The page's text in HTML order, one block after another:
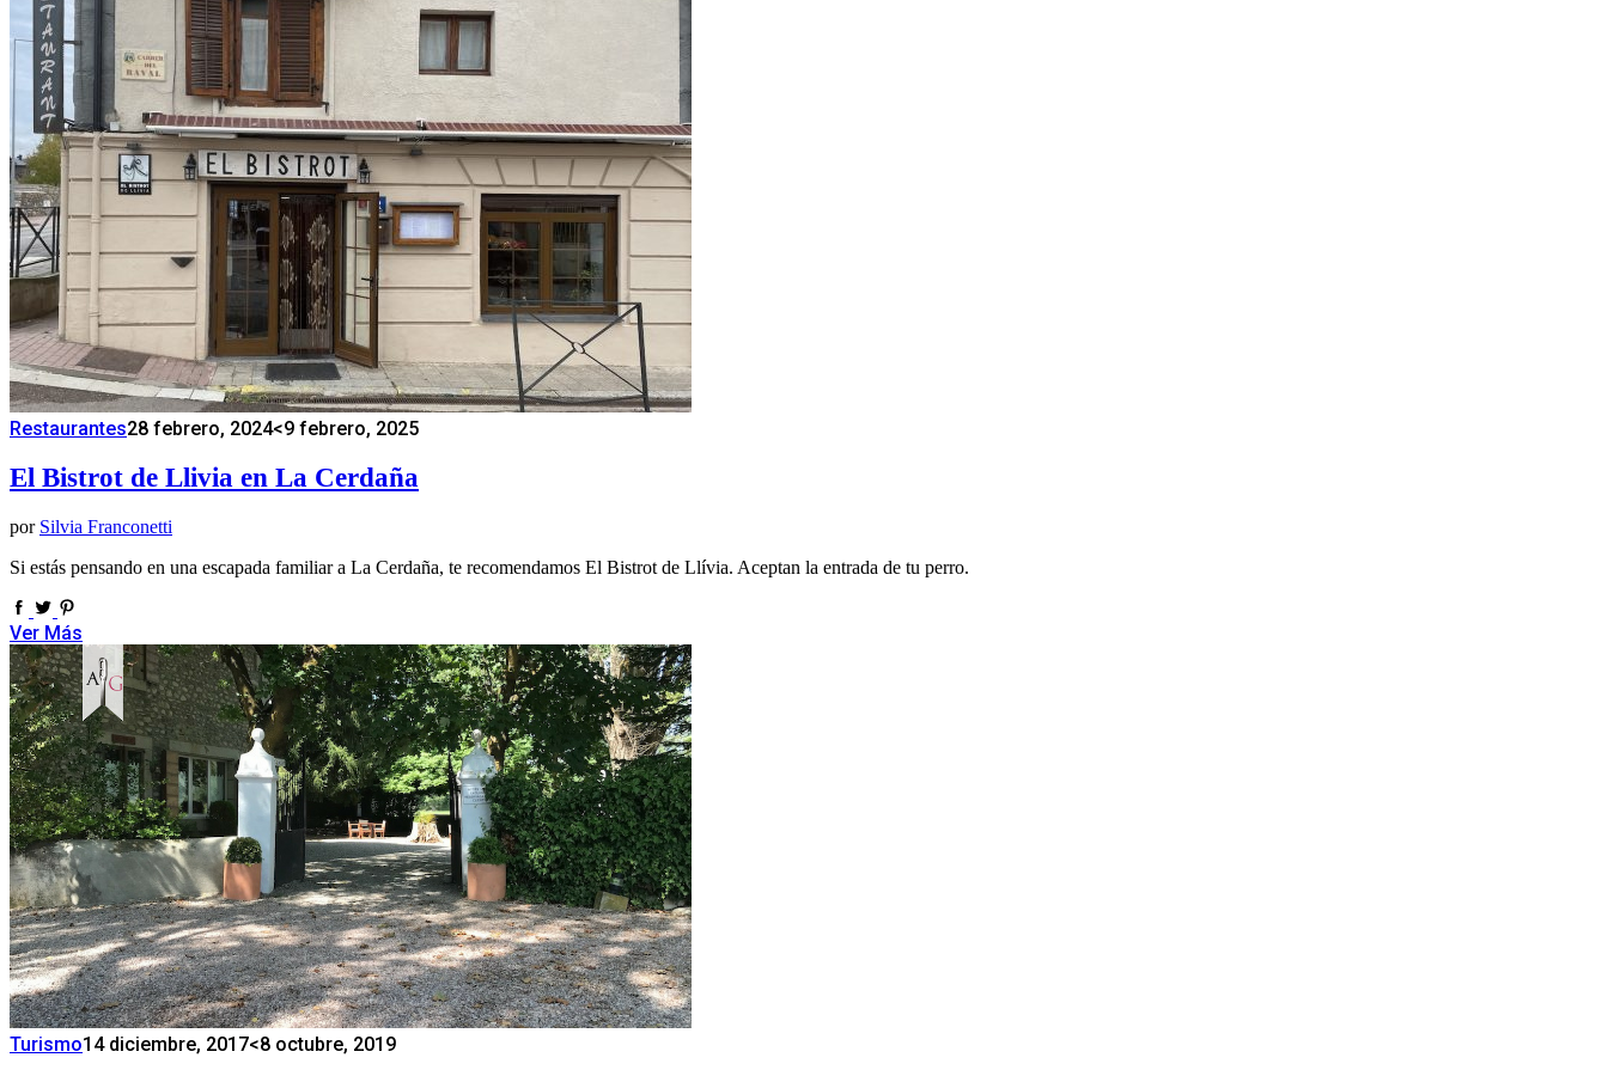
Restaurantes28 febrero, 2024<9 febrero, 2025
El Bistrot de Llivia en La Cerdaña
por Silvia Franconetti
Si estás pensando en una escapada familiar a La Cerdaña, te recomendamos El Bistrot de Llívia. Aceptan la entrada de tu perro.
Ver Más
Turismo14 diciembre, 2017<8 octubre, 2019